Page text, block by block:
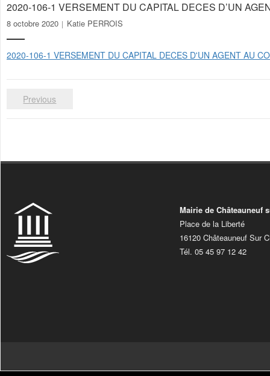
2020-106-1 VERSEMENT DU CAPITAL DECES D’UN
8 octobre 2020 Katie PERROIS
2020-106-1 VERSEMENT DU CAPITAL DECES D'UN AGENT AU
Previous
Mairie de Châteauneuf
Place de la Liberté
16120 Châteauneuf Sur
Tél. 05 45 97 12 42